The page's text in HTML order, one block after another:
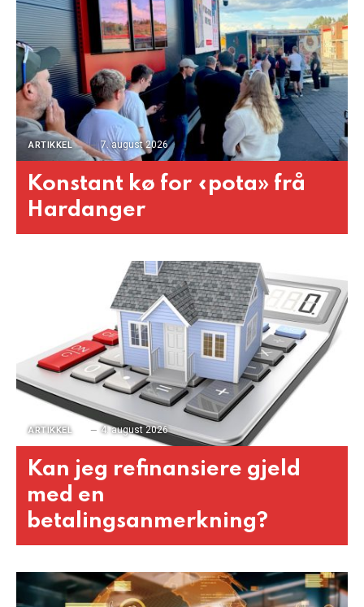
ARTIKKEL 7. august 2026
Konstant kø for «pota» frå
Hardanger
ARTIKKEL 4. august 2026
Kan jeg refinansiere gjeld
med en
betalingsanmerkning?